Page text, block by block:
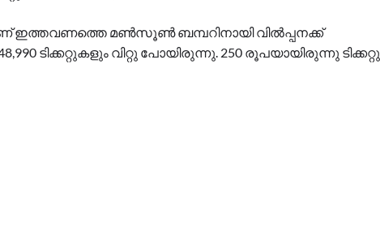
ഇത്തവണത്തെ മണ്‍സൂണ്‍ ബമ്പറിനായി വില്‍പ്പനക്ക്
ടിക്കറ്റുകളും വിറ്റു പോയിരുന്നു. 250 രൂപയായിരുന്നു ടിക്കറ്റു